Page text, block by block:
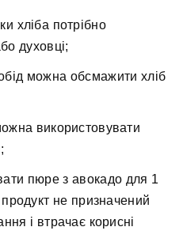
хліба потрібно
духовці;
можна обсмажити хліб
використовувати
пюре з авокадо для 1
продукт не призначений
і втрачає корисні